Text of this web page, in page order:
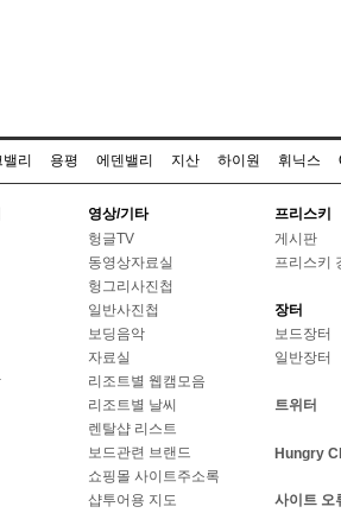
리 용평 에덴밸리 지산 하이원 휘닉스
영상/기타
프리스키
헝글TV
게시판
동영상자료실
프리스키
헝그리사진첩
일반사진첩
장터
보딩음악
보드장터
자료실
일반장터
리조트별 웹캠모음
리조트별 날씨
트위터
렌탈샵 리스트
보드관련 브랜드
Hungry
쇼핑몰 사이트주소록
샵투어용 지도
사이트 오